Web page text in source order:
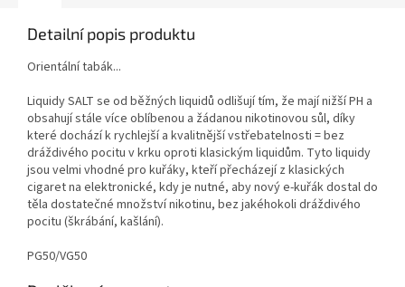
Detailní popis produktu
Orientální tabák...
Liquidy SALT se od běžných liquidů odlišují tím, že mají nižší PH a
obsahují stále více oblíbenou a žádanou nikotinovou sůl, díky
které dochází k rychlejší a kvalitnější vstřebatelnosti = bez
dráždivého pocitu v krku oproti klasickým liquidům. Tyto liquidy
jsou velmi vhodné pro kuřáky, kteří přecházejí z klasických
cigaret na elektronické, kdy je nutné, aby nový e-kuřák dostal do
těla dostatečné množství nikotinu, bez jakéhokoli dráždivého
pocitu (škrábání, kašlání).
PG50/VG50